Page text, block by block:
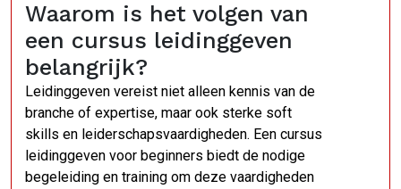
Waarom is het volgen van
een cursus leidinggeven
belangrijk?
Leidinggeven vereist niet alleen kennis van de
branche of expertise, maar ook sterke soft
skills en leiderschapsvaardigheden. Een cursus
leidinggeven voor beginners biedt de nodige
begeleiding en training om deze vaardigheden